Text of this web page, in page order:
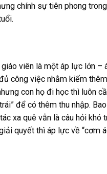
chính sự tiên phong
viên là một áp lực lớn –
công việc nhằm kiếm
con họ đi học thì luôn
để có thêm thu nhập.
xa quê vẫn là câu hỏi khó
quyết thì áp lực về “cơm